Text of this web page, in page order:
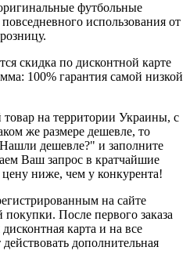
футбольные
использования от
скидка по дисконтной карте
100% гарантия самой низкой
на территории Украины, с
же размере дешевле, то
дешевле?" и заполните
Ваш запрос в кратчайшие
цену ниже, чем у конкурента!
на сайте
покупки. После первого заказа
карта и на все
дополнительная